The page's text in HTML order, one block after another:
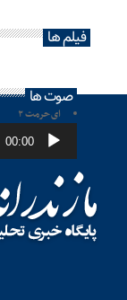
فیلم ها
صوت ها
ای حرمت ۲
پخش‌کننده
صوت 00:00